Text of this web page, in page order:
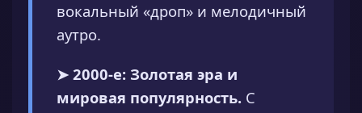
вокальный «дроп» и мелодичный
аутро.
➤ 2000-е: Золотая эра и
мировая популярность. С